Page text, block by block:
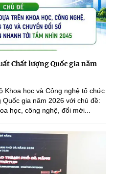
Chất lượng Quốc gia năm
Khoa học và Công nghệ tổ chức
gia năm 2026 với chủ đề:
học, công nghệ, đổi mới...